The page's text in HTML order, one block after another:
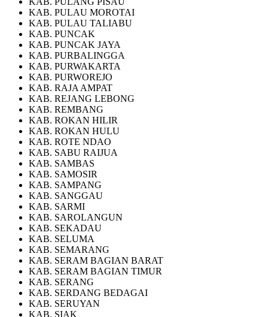
KAB. PULAU MOROTAI
KAB. PULAU TALIABU
KAB. PUNCAK
KAB. PUNCAK JAYA
KAB. PURBALINGGA
KAB. PURWAKARTA
KAB. PURWOREJO
KAB. RAJA AMPAT
KAB. REJANG LEBONG
KAB. REMBANG
KAB. ROKAN HILIR
KAB. ROKAN HULU
KAB. ROTE NDAO
KAB. SABU RAIJUA
KAB. SAMBAS
KAB. SAMOSIR
KAB. SAMPANG
KAB. SANGGAU
KAB. SARMI
KAB. SAROLANGUN
KAB. SEKADAU
KAB. SELUMA
KAB. SEMARANG
KAB. SERAM BAGIAN BARAT
KAB. SERAM BAGIAN TIMUR
KAB. SERANG
KAB. SERDANG BEDAGAI
KAB. SERUYAN
KAB. SIAK